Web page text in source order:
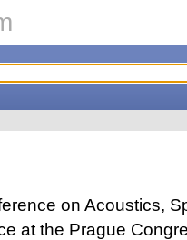
on Acoustics,
at the Prague